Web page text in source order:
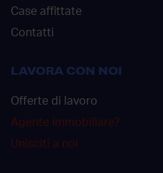
Case affittate
Contatti
LAVORA CON NOI
Offerte di lavoro
Agente immobiliare?
Unisciti a noi